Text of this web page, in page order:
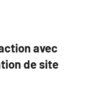
avec
de site